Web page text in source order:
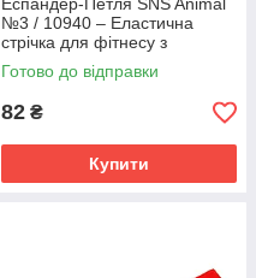
№3 / 10940 – Еластична
стрічка для фітнесу з
помірним навантаженням
Готово до відправки
82 ₴
Купити